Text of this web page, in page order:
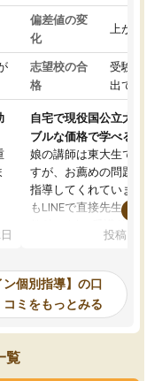
偏差値の変
化
上がった
志望校の合
格
受験して
出ていな
自宅で現役国公立大学生
ブルな価格で学べる
娘の講師は東大生では無
すが、お薦めの問題集や
指導してくれています。
もLINEで直接先生に質問
めれるので、個人に合
いなのがあり(有料)、受
ことをどんなスケジュー
くか相談したのですが、
ち期待したものではなく
投稿日：
個別指導】の口
コミをもっとみる
覧